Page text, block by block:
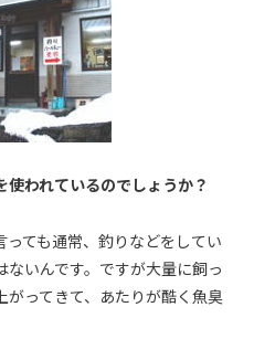
使われているのでしょうか？
ても通常、釣りなどをしてい
いんです。ですが大量に飼っ
ってきて、あたりが酷く魚臭